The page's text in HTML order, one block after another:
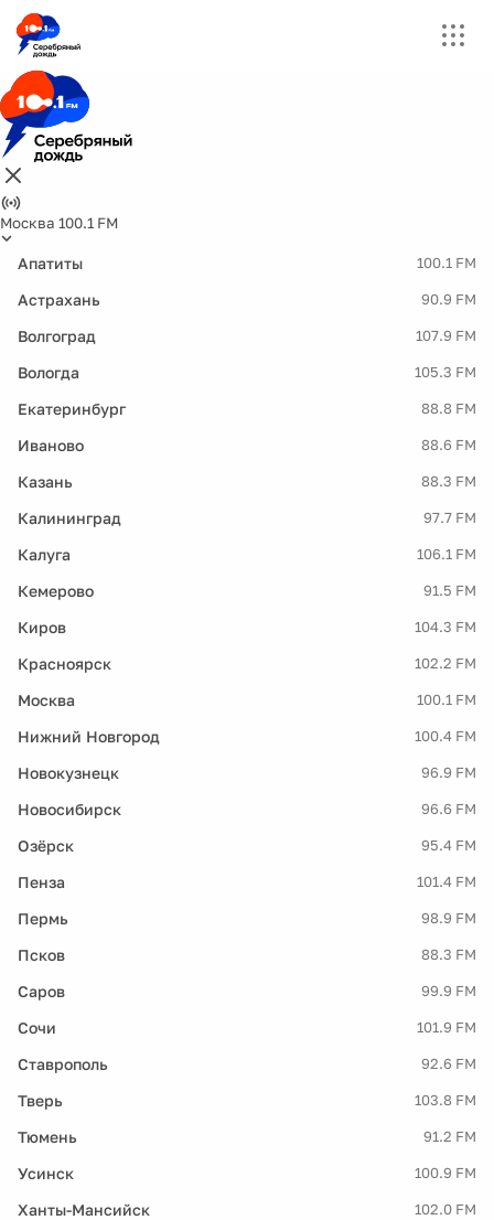
Москва 100.1 FM
Апатиты 100.1 FM
Астрахань 90.9 FM
Волгоград 107.9 FM
Вологда 105.3 FM
Екатеринбург 88.8 FM
Иваново 88.6 FM
Казань 88.3 FM
Калининград 97.7 FM
Калуга 106.1 FM
Кемерово 91.5 FM
Киров 104.3 FM
Красноярск 102.2 FM
Москва 100.1 FM
Нижний Новгород 100.4 FM
Новокузнецк 96.9 FM
Новосибирск 96.6 FM
Озёрск 95.4 FM
Пенза 101.4 FM
Пермь 98.9 FM
Псков 88.3 FM
Саров 99.9 FM
Сочи 101.9 FM
Ставрополь 92.6 FM
Тверь 103.8 FM
Тюмень 91.2 FM
Усинск 100.9 FM
Ханты-Мансийск 102.0 FM